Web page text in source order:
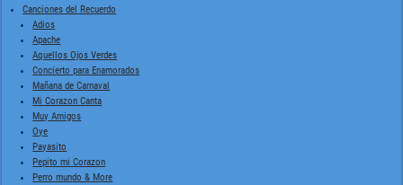
Canciones del Recuerdo
Adios
Apache
Aquellos Ojos Verdes
Concierto para Enamorados
Mañana de Carnaval
Mi Corazon Canta
Muy Amigos
Oye
Payasito
Pepito mi Corazon
Perro mundo & More